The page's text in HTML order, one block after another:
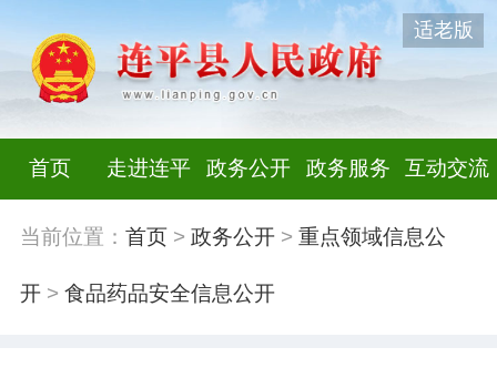
适老版
首页 走进连平 政务公开 政务服务 互动交流
当前位置： 首页> 政务公开> 重点领域信息公
开> 食品药品安全信息公开